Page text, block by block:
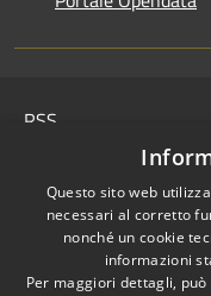
RSS
Cookie
Mappa del sito
IBAN COMUNALI:
Questo sito web
necessari al corretto
nonché un cookie
informazioni
Per maggiori dettagli,